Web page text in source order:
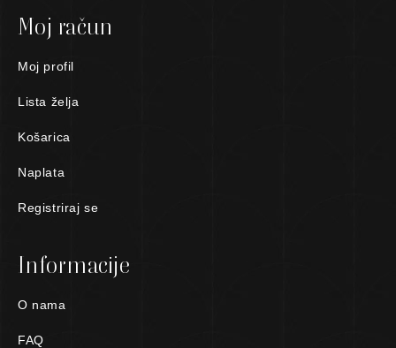
Moj račun
Moj profil
Lista želja
Košarica
Naplata
Registriraj se
Informacije
O nama
FAQ